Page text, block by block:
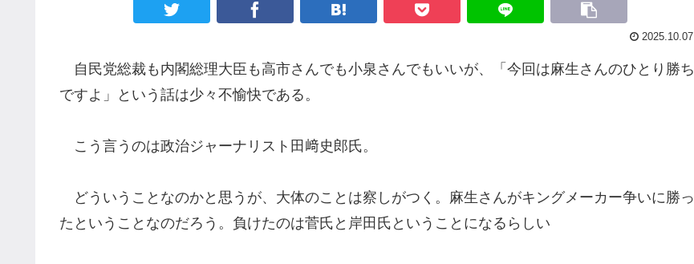
2025.10.07
自民党総裁も内閣総理大臣も高市さんでも小泉さんでもいいが、「今回は麻生さんのひとり勝ち
ですよ」という話は少々不愉快である。
こう言うのは政治ジャーナリスト田﨑史郎氏。
どういうことなのかと思うが、大体のことは察しがつく。麻生さんがキングメーカー争いに勝っ
たということなのだろう。負けたのは菅氏と岸田氏ということになるらしい